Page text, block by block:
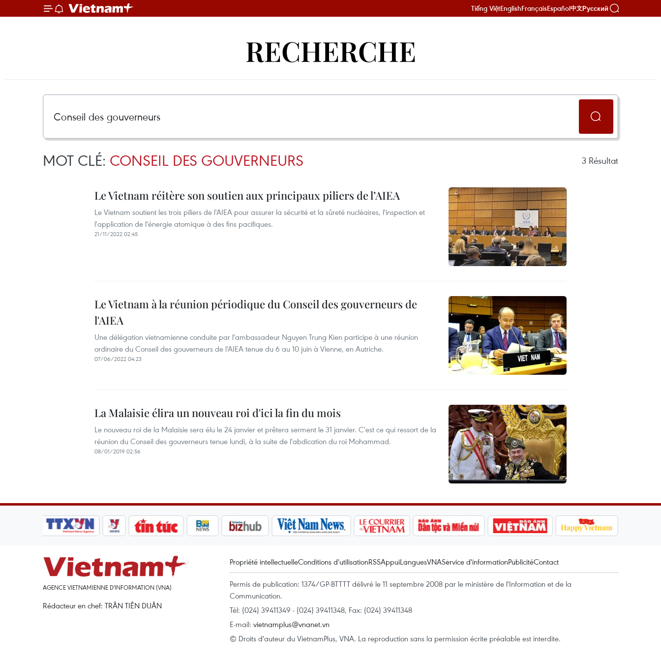
Tiếng ViệtEnglishFrançaisEspañol中文Русский
RECHERCHE
MOT CLÉ: CONSEIL DES GOUVERNEURS 3 Résultat
Le Vietnam réitère son soutien aux principaux piliers de l’AIEA
Le Vietnam soutient les trois piliers de l'AIEA pour assurer la sécurité et la sûreté nucléaires, l'inspection et
l'application de l'énergie atomique à des fins pacifiques.
21/11/2022 02:45
Le Vietnam à la réunion périodique du Conseil des gouverneurs de
l'AIEA
Une délégation vietnamienne conduite par l'ambassadeur Nguyen Trung Kien participe à une réunion
ordinaire du Conseil des gouverneurs de l'AIEA tenue du 6 au 10 juin à Vienne, en Autriche.
07/06/2022 04:23
La Malaisie élira un nouveau roi d'ici la fin du mois
Le nouveau roi de la Malaisie sera élu le 24 janvier et prêtera serment le 31 janvier. C'est ce qui ressort de la
réunion du Conseil des gouverneurs tenue lundi, à la suite de l'abdication du roi Mohammad.
08/01/2019 02:56
AGENCE VIETNAMIENNE D'INFORMATION (VNA)
Rédacteur en chef: TRÂN TIÊN DUÂN
Propriété intellectuelleConditions d'utilisationRSSAppuiLanguesVNAService d'informationPublicitéContact
Permis de publication: 1374/GP-BTTTT délivré le 11 septembre 2008 par le ministère de l'Information et de la
Communication.
Tél: (024) 39411349 - (024) 39411348, Fax: (024) 39411348
E-mail: vietnamplus@vnanet.vn
© Droits d'auteur du VietnamPlus, VNA. La reproduction sans la permission écrite préalable est interdite.